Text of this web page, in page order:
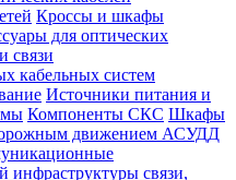
Кроссы и шкафы
для оптических
связи
кабельных систем
Источники питания и
Компоненты СКС Шкафы
движением АСУДД
инфраструктуры связи,